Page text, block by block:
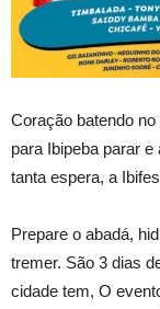
Coração batendo
para Ibipeba parar
tanta espera, a
Prepare o abadá,
tremer. São 3 dias
cidade tem, O